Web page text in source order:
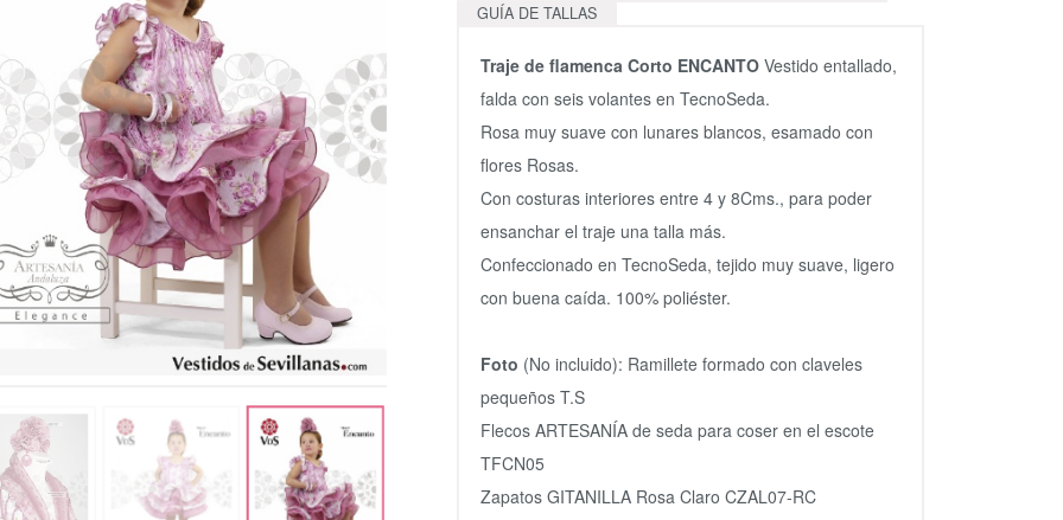
GUÍA DE TALLAS
Traje de flamenca Corto ENCANTO Vestido entallado,
falda con seis volantes en TecnoSeda.
Rosa muy suave con lunares blancos, esamado con
flores Rosas.
Con costuras interiores entre 4 y 8Cms., para poder
ensanchar el traje una talla más.
Confeccionado en TecnoSeda, tejido muy suave, ligero
con buena caída. 100% poliéster.
Foto (No incluido): Ramillete formado con claveles
pequeños T.S
Flecos ARTESANÍA de seda para coser en el escote
TFCN05
Zapatos GITANILLA Rosa Claro CZAL07-RC